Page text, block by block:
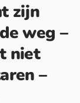
zijn
weg –
niet
–